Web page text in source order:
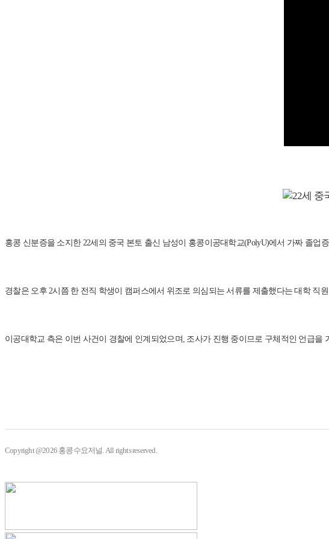
홍콩 신분증을 소지한 22세의 중국 본토 출신 남성이 홍콩이공대학교(PolyU)에서 가짜 졸
경찰은 오후 2시쯤 한 전직 학생이 캠퍼스에서 위조로 의심되는 서류를 제출했다는 대학
이공대학교 측은 이번 사건이 경찰에 인계되었으며, 조사가 진행 중이므로 구체적인 언급을
Copyright @2026 홍콩수요저널. All rights reserved.